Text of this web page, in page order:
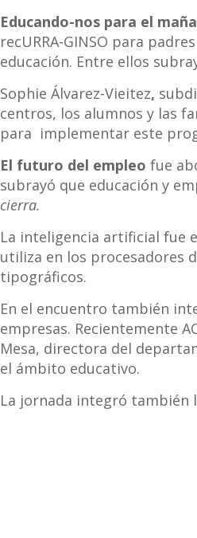
Educando-nos para el
recURRA-GINSO para
educación. Entre ellos
Sophie Álvarez-Vieitez,
centros, los alumnos y las
para implementar este
El futuro del empleo fue
subrayó que educación y
cierra.
La inteligencia artificial fue
utiliza en los procesadores
tipográficos.
En el encuentro también
empresas. Recientemente
Mesa, directora del
el ámbito educativo.
La jornada integró también